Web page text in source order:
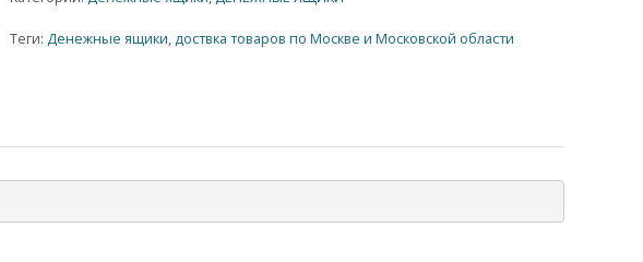
Теги: Денежные ящики,доствка товаров по Москве и Московской области